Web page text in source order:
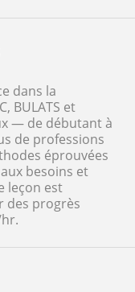
dans la
BULATS et
— de débutant à
de professions
éprouvées
besoins et
leçon est
des progrès